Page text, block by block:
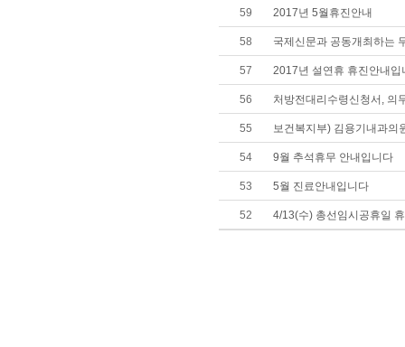
59 2017년 5월휴진안내
58 국제신문과 공동개최하는
57 2017년 설연휴 휴진안내입
56 처방전대리수령신청서, 의
55 보건복지부) 김용기내과의
54 9월 추석휴무 안내입니다
53 5월 진료안내입니다
52 4/13(수) 총선임시공휴일